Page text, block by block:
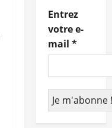
Entrez
votre e-
mail *